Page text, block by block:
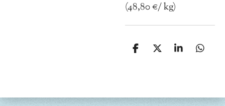
(48,80 €/ kg)
T
n
T
n
T
n
T
n